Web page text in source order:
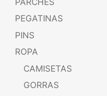
PEGATINAS
PINS
ROPA
CAMISETAS
GORRAS